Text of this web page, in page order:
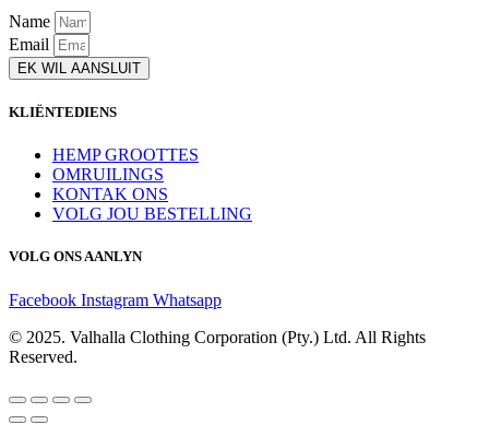
Name
Email
EK WIL AANSLUIT
KLIËNTEDIENS
HEMP GROOTTES
OMRUILINGS
KONTAK ONS
VOLG JOU BESTELLING
VOLG ONS AANLYN
Facebook Instagram Whatsapp
© 2025. Valhalla Clothing Corporation (Pty.) Ltd. All Rights
Reserved.